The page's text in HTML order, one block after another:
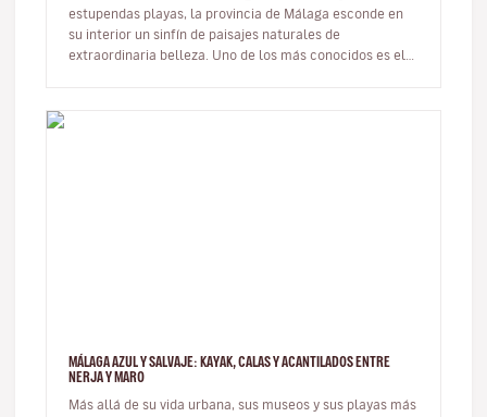
estupendas playas, la provincia de Málaga esconde en
su interior un sinfín de paisajes naturales de
extraordinaria belleza. Uno de los más conocidos es el
MÁLAGA AZUL Y SALVAJE: KAYAK, CALAS Y ACANTILADOS ENTRE
NERJA Y MARO
Más allá de su vida urbana, sus museos y sus playas más